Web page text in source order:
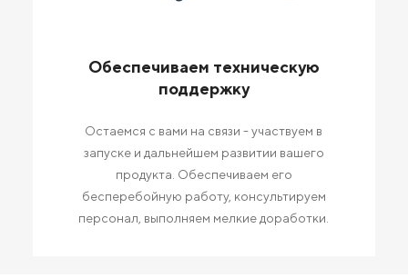
Обеспечиваем техническую
поддержку
Остаемся с вами на связи - участвуем в
запуске и дальнейшем развитии вашего
продукта. Обеспечиваем его
бесперебойную работу, консультируем
персонал, выполняем мелкие доработки.